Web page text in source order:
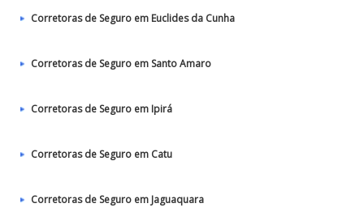
Corretoras de Seguro em Euclides da Cunha
Corretoras de Seguro em Santo Amaro
Corretoras de Seguro em Ipirá
Corretoras de Seguro em Catu
Corretoras de Seguro em Jaguaquara